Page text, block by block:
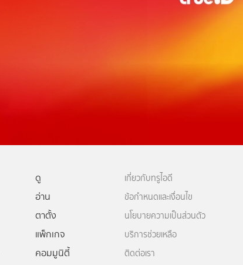
ดู
อ่าน
ตาตั้ง
แพ็กเกจ
คอมมูนิตี้
เกี่ยวกับทรูไอดี
ข้อกำหนดและเงื่อนไข
นโยบายความเป็นส่วนตัว
บริการช่วยเหลือ
ติดต่อเรา